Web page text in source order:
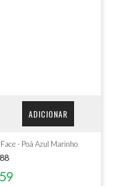
ADICIONAR
- Poá Azul Marinho